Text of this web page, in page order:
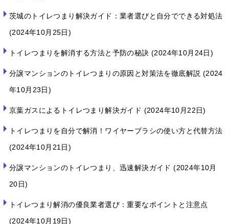
茨城のトイレつまり解決ガイド：業者選びと自分でできる対処法
2024年10月25日
トイレつまりを解消する方法と予防の秘訣 2024年10月24日
分譲マンションのトイレつまりの原因と対策法を徹底解説
2024
年10月23日
京葉ガスによるトイレつまり解決ガイド 2024年10月22日
トイレつまりを自分で解消！ワイヤーブラシの使い方と代替方法
2024年10月21日
分譲マンションのトイレつまり、迅速解決ガイド 2024年10月
20日
トイレつまり解消の優良業者選び：重要なポイントと注意点
2024年10月19日